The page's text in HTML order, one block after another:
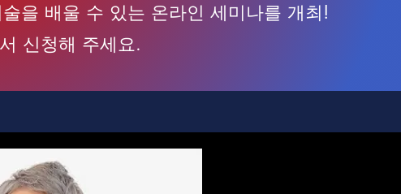
술을 배울 수 있는 온라인 세미나를 개최!
신청해 주세요.